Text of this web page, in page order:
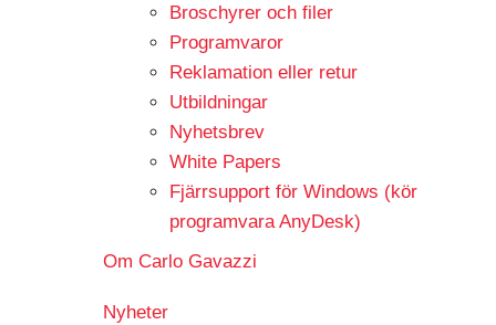
Broschyrer och filer
Programvaror
Reklamation eller retur
Utbildningar
Nyhetsbrev
White Papers
Fjärrsupport för Windows (kör
programvara AnyDesk)
Om Carlo Gavazzi
Nyheter